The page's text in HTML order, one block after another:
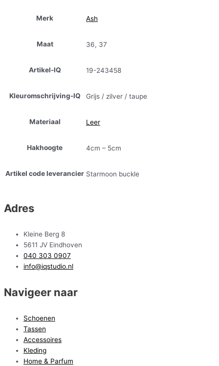
Merk Ash
Maat 36, 37
Artikel-IQ 19-243458
Kleuromschrijving-IQ Grijs / zilver / taupe
Materiaal Leer
Hakhoogte 4cm – 5cm
Artikel code leverancier Starmoon buckle
Adres
Kleine Berg 8
5611 JV Eindhoven
040 303 0907
info@iqstudio.nl
Navigeer naar
Schoenen
Tassen
Accessoires
Kleding
Home & Parfum